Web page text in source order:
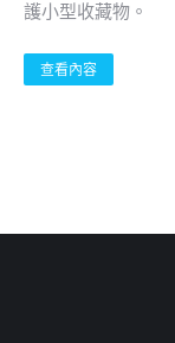
護小型收藏物。
查看內容